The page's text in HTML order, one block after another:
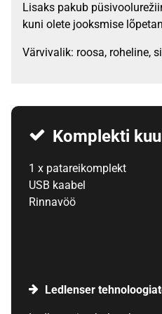
Lisaks pakub
kuni olete jooksmise
Värvivalik: roosa, roheline,
Komplekti
1 x patareikomplekt
USB kaabel
Rinnavöö
Ledlenser